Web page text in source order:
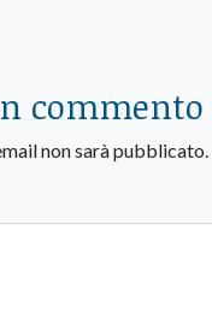
commento
non sarà pubblicato.